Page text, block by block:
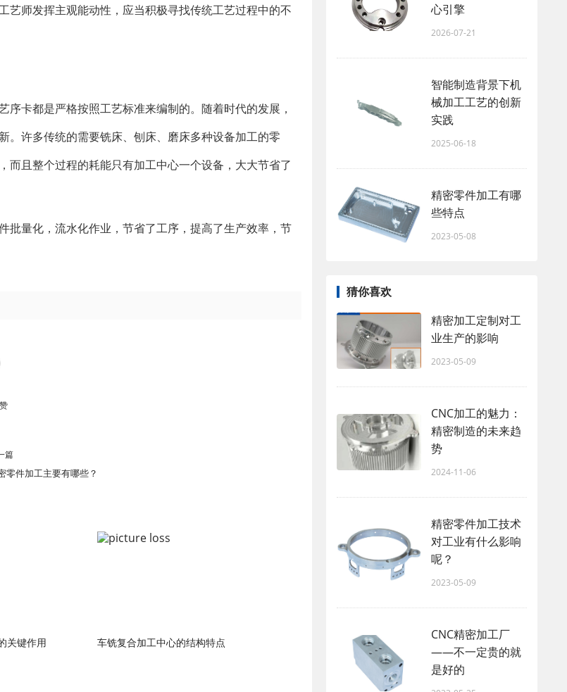
艺师发挥主观能动性，应当积极寻找传统工艺过程中的不
卡都是严格按照工艺标准来编制的。随着时代的发展，
。许多传统的需要铣床、刨床、磨床多种设备加工的零
且整个过程的耗能只有加工中心一个设备，大大节省了
批量化，流水化作业，节省了工序，提高了生产效率，节
篇
零件加工主要有哪些？
关键作用 车铣复合加工中心的结构特点
心引擎
2026-07-21
智能制造背景下机
械加工工艺的创新
实践
2025-06-18
精密零件加工有哪
些特点
2023-05-08
猜你喜欢
精密加工定制对工
业生产的影响
2023-05-09
CNC加工的魅力：
精密制造的未来趋
势
2024-11-06
精密零件加工技术
对工业有什么影响
呢？
2023-05-09
CNC精密加工厂
——不一定贵的就
是好的